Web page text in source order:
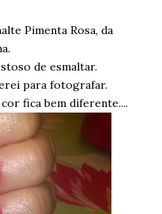
Pimenta Rosa, da
de esmaltar.
para fotografar.
fica bem diferente....